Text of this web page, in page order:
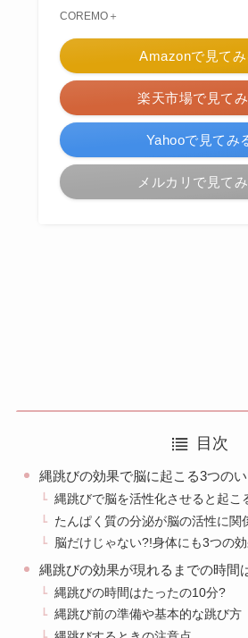
COREMO＋
Amazonで見てみ
楽天市場で見て
Yahooで見てみ
メルカリで見て
目次
縄跳びの効果で脳に起こる3つの
縄跳びで脳を活性化させると起こ
たんぱく質の分泌が脳の活性に関
脳だけじゃない?!身体にも3つの
縄跳びの効果が現れるまでの時間
縄跳びの時間はたったの10分?
縄跳び前の準備や基本的な跳び方